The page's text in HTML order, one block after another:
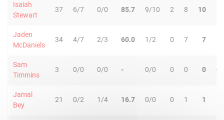
Isaiah
Stewart
37 6/7 0/0 85.7 9/10 2 8 10
Jaden
McDaniels
34 4/7 2/3 60.0 1/2 0 7 7
Sam
Timmins
3 0/0 0/0 - 0/0 0 0 0 0
Jamal
Bey
21 0/2 1/4 16.7 0/0 0 1 1